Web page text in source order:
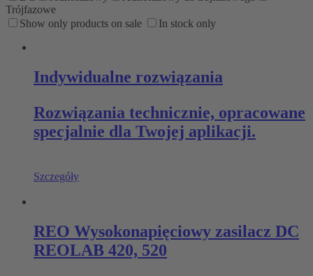
Trójfazowe
Show only products on sale
In stock only
Indywidualne rozwiązania
Rozwiązania technicznie, opracowane
specjalnie dla Twojej aplikacji.
Szczegóły
REO Wysokonapięciowy zasilacz DC
REOLAB 420, 520